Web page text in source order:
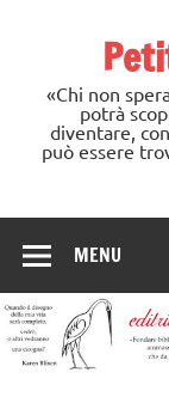
«Chi non
potrà
diventare,
può essere
MENU